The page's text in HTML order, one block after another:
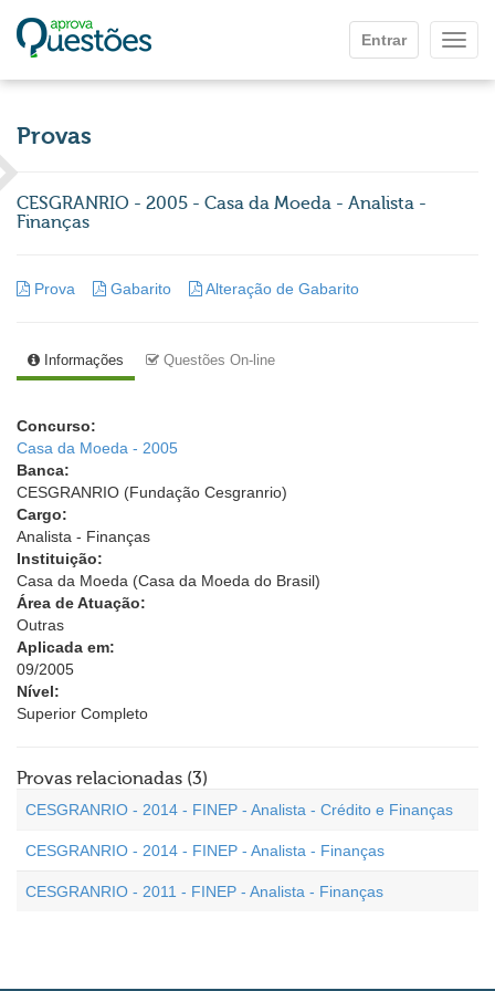
Entrar
Provas
CESGRANRIO - 2005 - Casa da Moeda - Analista -
Finanças
Prova Gabarito Alteração de Gabarito
Informações Questões On-line
Concurso:
Casa da Moeda - 2005
Banca:
CESGRANRIO (Fundação Cesgranrio)
Cargo:
Analista - Finanças
Instituição:
Casa da Moeda (Casa da Moeda do Brasil)
Área de Atuação:
Outras
Aplicada em:
09/2005
Nível:
Superior Completo
Provas relacionadas (3)
CESGRANRIO - 2014 - FINEP - Analista - Crédito e Finanças
CESGRANRIO - 2014 - FINEP - Analista - Finanças
CESGRANRIO - 2011 - FINEP - Analista - Finanças